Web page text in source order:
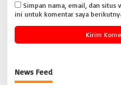
Simpan nama, email, dan situs
ini untuk komentar saya
News Feed